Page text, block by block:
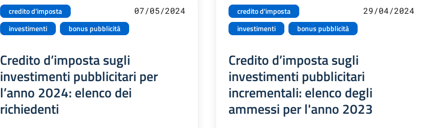
credito d'imposta
investimenti
bonus pubblicità
07/05/2024
Credito d’imposta sugli
investimenti pubblicitari per
l’anno 2024: elenco dei
richiedenti
credito d'imposta
investimenti
bonus pubblicità
29/04/2024
Credito d’imposta sugli
investimenti pubblicitari
incrementali: elenco degli
ammessi per l'anno 2023